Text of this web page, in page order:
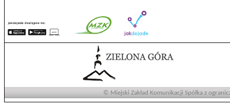
© Miejski Zakład Komunikacji Spółka z